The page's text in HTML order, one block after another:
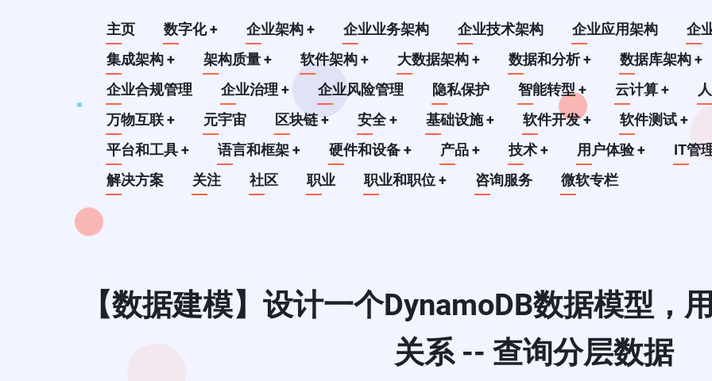
Main
navigation
主页 数字化+ 企业架构+ 企业业务架构 企业技术架构 企业应用架构 企
集成架构+ 架构质量+ 软件架构+ 大数据架构+ 数据和分析+ 数据库架构+
企业合规管理
企业治理+ 企业风险管理 隐私保护 智能转型+ 云计算+
万物互联+ 元宇宙 区块链+ 安全+ 基础设施+ 软件开发+ 软件测试+
平台和工具+ 语言和框架+ 硬件和设备+ 产品+ 技术+ 用户体验+ IT管
解决方案
关注 社区 职业 职业和职位+ 咨询服务 微软专栏
【数据建模】设计一个DynamoDB数据模型，
关系 -- 查询分层数据